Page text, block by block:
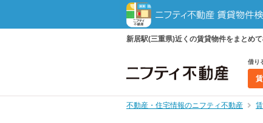
新居駅(三重県)近くの賃貸物件をまとめ
借り
不動産・住宅情報のニフティ不動産